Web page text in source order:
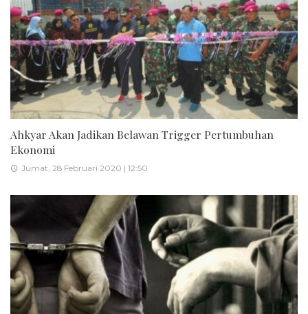
Ahkyar Akan Jadikan Belawan Trigger Pertumbuhan
Ekonomi
Jumat, 28 Februari 2020 | 12:50